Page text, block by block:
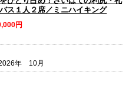
１人２席／ミニハイキング
円
年 10月